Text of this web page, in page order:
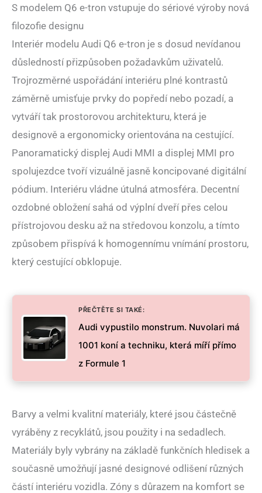
S modelem Q6 e-tron vstupuje do sériové výroby nová
filozofie designu
Interiér modelu Audi Q6 e-tron je s dosud nevídanou
důsledností přizpůsoben požadavkům uživatelů.
Trojrozměrné uspořádání interiéru plné kontrastů
záměrně umisťuje prvky do popředí nebo pozadí, a
vytváří tak prostorovou architekturu, která je
designově a ergonomicky orientována na cestující.
Panoramatický displej Audi MMI a displej MMI pro
spolujezdce tvoří vizuálně jasně koncipované digitální
pódium. Interiéru vládne útulná atmosféra. Decentní
ozdobné obložení sahá od výplní dveří přes celou
přístrojovou desku až na středovou konzolu, a tímto
způsobem přispívá k homogennímu vnímání prostoru,
který cestující obklopuje.
PŘEČTĚTE SI TAKÉ:
Audi vypustilo monstrum. Nuvolari má
1001 koní a techniku, která míří přímo
z Formule 1
Barvy a velmi kvalitní materiály, které jsou částečně
vyráběny z recyklátů, jsou použity i na sedadlech.
Materiály byly vybrány na základě funkčních hledisek a
současně umožňují jasné designové odlišení různých
částí interiéru vozidla. Zóny s důrazem na komfort se